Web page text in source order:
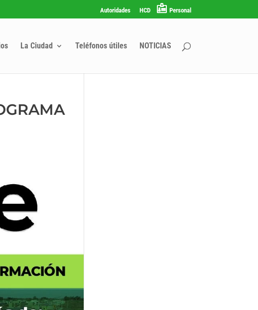
Autoridades HCD Personal
La Ciudad Teléfonos útiles NOTICIAS